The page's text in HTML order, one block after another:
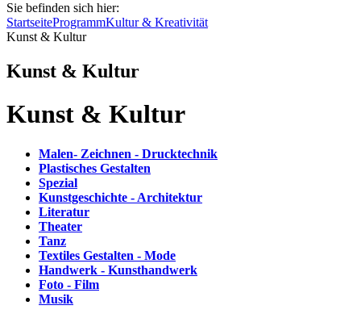
Sie befinden sich hier:
StartseiteProgrammKultur & Kreativität
Kunst & Kultur
Kunst & Kultur
Kunst & Kultur
Malen- Zeichnen - Drucktechnik
Plastisches Gestalten
Spezial
Kunstgeschichte - Architektur
Literatur
Theater
Tanz
Textiles Gestalten - Mode
Handwerk - Kunsthandwerk
Foto - Film
Musik